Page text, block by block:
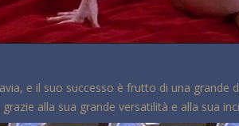
e il suo successo è frutto di una grande
alla sua grande versatilità e alla sua